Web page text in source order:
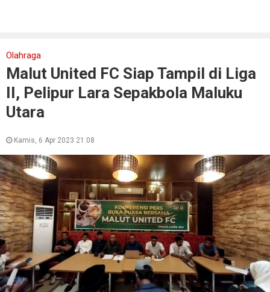
Olahraga
Malut United FC Siap Tampil di Liga
II, Pelipur Lara Sepakbola Maluku
Utara
Kamis, 6 Apr 2023 21:08